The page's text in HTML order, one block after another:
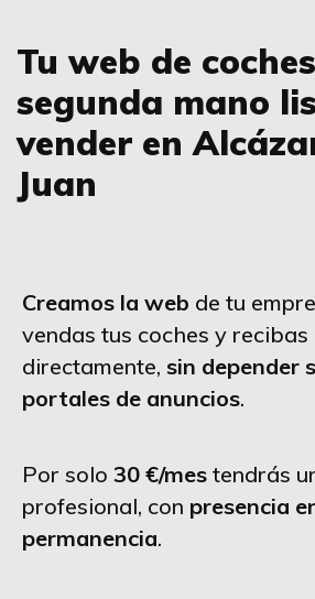
Tu web de
segunda mano
vender en
Juan
Creamos la web de tu
vendas tus coches y
directamente, sin depender
portales de anuncios.
Por solo 30 €/mes tendrás
profesional, con presencia
permanencia.